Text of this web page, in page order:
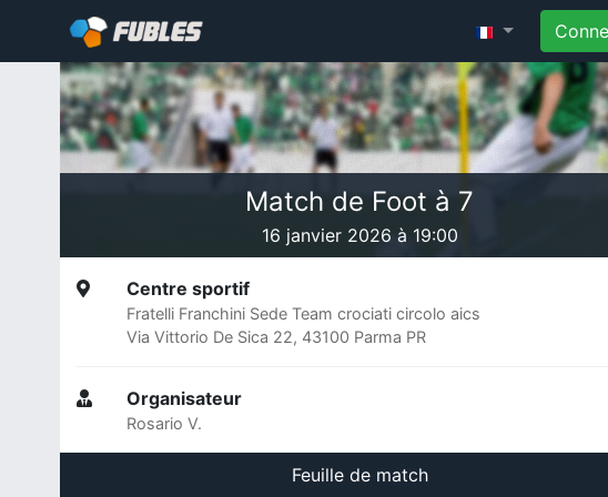
Match de Foot à 7
16 janvier 2026 à 19:00
Centre sportif
Fratelli Franchini Sede Team crociati circolo aics
Via Vittorio De Sica 22, 43100 Parma PR
Organisateur
Rosario V.
Feuille de match